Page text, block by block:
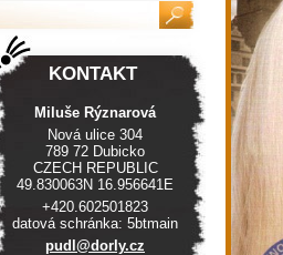
KONTAKT
Miluše Rýznarová
Nová ulice 304
789 72 Dubicko
CZECH REPUBLIC
49.830063N 16.956641E
+420.602501823
datová schránka: 5btmain
pudl@dor ly.cz